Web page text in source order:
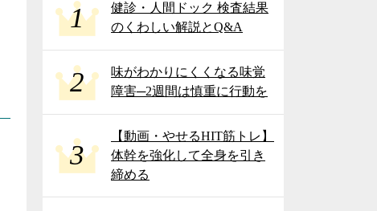
1
健診・人間ドック 検査結果
のくわしい解説とQ&A
2
味がわかりにくくなる味覚
障害─2週間は慎重に行動を
3
【動画・やせるHIT筋トレ】
体幹を強化して全身を引き
締める